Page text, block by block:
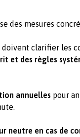
des mesures
clarifier les
et des règles
annuelles pour
neutre en cas de